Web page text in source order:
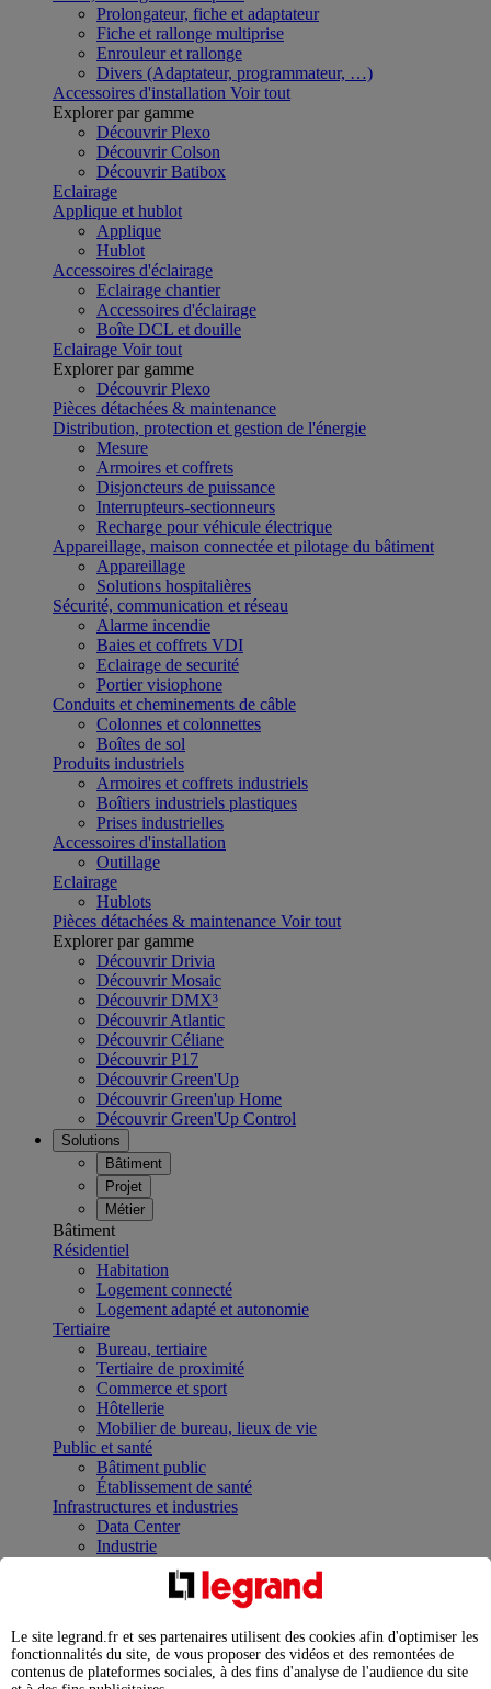
Prolongateur, fiche et adaptateur
Fiche et rallonge multiprise
Enrouleur et rallonge
Divers (Adaptateur, programmateur, …)
Accessoires d'installation Voir tout
Explorer par gamme
Découvrir Plexo
Découvrir Colson
Découvrir Batibox
Eclairage
Applique et hublot
Applique
Hublot
Accessoires d'éclairage
Eclairage chantier
Accessoires d'éclairage
Boîte DCL et douille
Eclairage Voir tout
Explorer par gamme
Découvrir Plexo
Pièces détachées & maintenance
Distribution, protection et gestion de l'énergie
Mesure
Armoires et coffrets
Disjoncteurs de puissance
Interrupteurs-sectionneurs
Recharge pour véhicule électrique
Appareillage, maison connectée et pilotage du bâtiment
Appareillage
Solutions hospitalières
Sécurité, communication et réseau
Alarme incendie
Baies et coffrets VDI
Eclairage de securité
Portier visiophone
Conduits et cheminements de câble
Colonnes et colonnettes
Boîtes de sol
Produits industriels
Armoires et coffrets industriels
Boîtiers industriels plastiques
Prises industrielles
Accessoires d'installation
Outillage
Eclairage
Hublots
Pièces détachées & maintenance Voir tout
Explorer par gamme
Découvrir Drivia
Découvrir Mosaic
Découvrir DMX³
Découvrir Atlantic
Découvrir Céliane
Découvrir P17
Découvrir Green'Up
Découvrir Green'up Home
Découvrir Green'Up Control
Solutions
Bâtiment
Projet
Métier
Bâtiment
Résidentiel
Habitation
Logement connecté
Logement adapté et autonomie
Tertiaire
Bureau, tertiaire
Tertiaire de proximité
Commerce et sport
Hôtellerie
Mobilier de bureau, lieux de vie
Public et santé
Bâtiment public
Établissement de santé
Infrastructures et industries
Data Center
Industrie
Infrastructures
Contrôler et planifier le fonctionnement des appareils
Répartir et optimiser son tableau électrique
Legrand Data Center Solutions : concentrer les
expertises au service de vos performances
Le site legrand.fr et ses partenaires utilisent des cookies afin d'optimiser les
fonctionnalités du site, de vous proposer des vidéos et des remontées de
contenus de plateformes sociales, à des fins d'analyse de l'audience du site